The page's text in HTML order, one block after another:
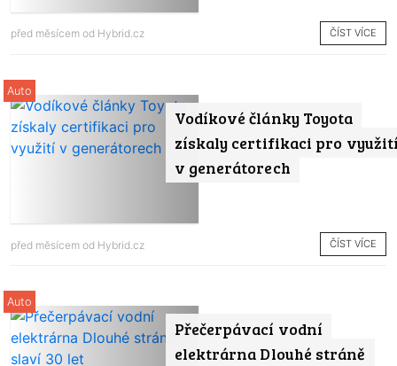
před měsícem od Hybrid.cz ČÍST VÍCE
Vodíkové články Toyota
získaly certifikaci pro
v generátorech
Auto
před měsícem od Hybrid.cz ČÍST VÍCE
Přečerpávací vodní
elektrárna Dlouhé stráně
Auto